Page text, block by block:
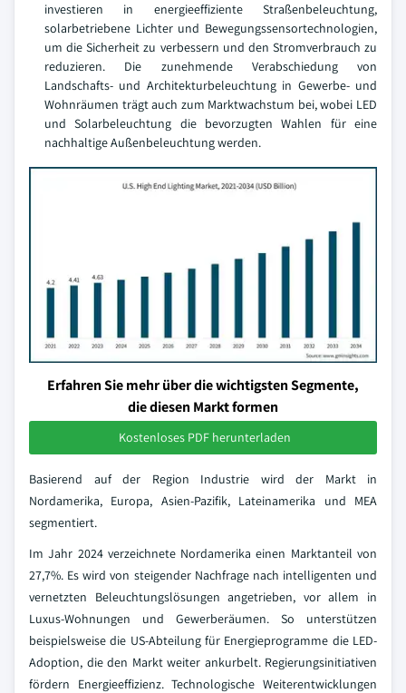
investieren in energieeffiziente Straßenbeleuchtung,
solarbetriebene Lichter und Bewegungssensortechnologien,
um die Sicherheit zu verbessern und den Stromverbrauch zu
reduzieren. Die zunehmende Verabschiedung von
Landschafts- und Architekturbeleuchtung in Gewerbe- und
Wohnräumen trägt auch zum Marktwachstum bei, wobei LED
und Solarbeleuchtung die bevorzugten Wahlen für eine
nachhaltige Außenbeleuchtung werden.
Erfahren Sie mehr über die wichtigsten Segmente,
die diesen Markt formen
Kostenloses PDF herunterladen
Basierend auf der Region Industrie wird der Markt in
Nordamerika, Europa, Asien-Pazifik, Lateinamerika und MEA
segmentiert.
Im Jahr 2024 verzeichnete Nordamerika einen Marktanteil von
27,7%. Es wird von steigender Nachfrage nach intelligenten und
vernetzten Beleuchtungslösungen angetrieben, vor allem in
Luxus-Wohnungen und Gewerberäumen. So unterstützen
beispielsweise die US-Abteilung für Energieprogramme die LED-
Adoption, die den Markt weiter ankurbelt. Regierungsinitiativen
fördern Energieeffizienz. Technologische Weiterentwicklungen